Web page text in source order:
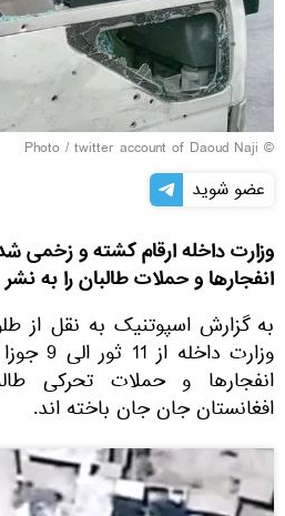
© Photo /
twitter account of Daoud Naji
عضو شوید
وزارت داخله ارقام کشته و زخمی
انفجارها و حملات طالبان را به
به گزارش اسپوتنیک به نقل از
انفجارها و حملات تحرکی
افغانستان جان جان باخته اند.